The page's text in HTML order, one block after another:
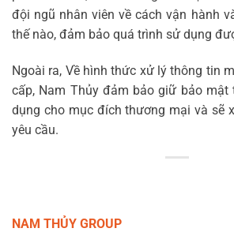
đội ngũ nhân viên về cách vận hành
thế nào, đảm bảo quá trình sử dụng
Ngoài ra, Về hình thức xử lý thông tin
cấp, Nam Thủy đảm bảo giữ bảo mật
dụng cho mục đích thương mại và sẽ
yêu cầu.
NAM THỦY GROUP